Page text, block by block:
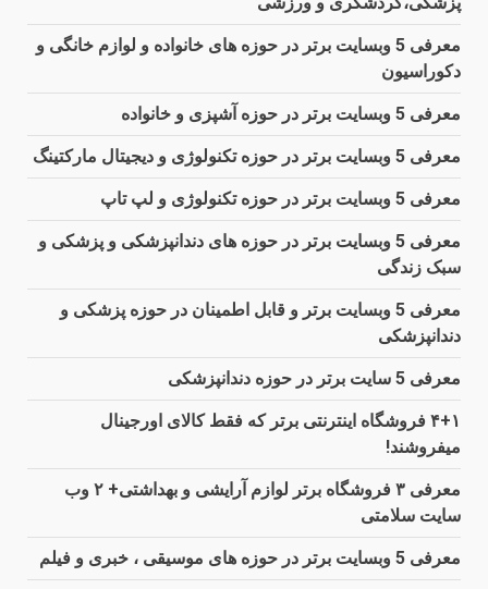
معرفی 5 وبسایت برتر در حوزه های خانواده و لوازم خانگی و
دکوراسیون
معرفی 5 وبسایت برتر در حوزه آشپزی و خانواده
معرفی 5 وبسایت برتر در حوزه تکنولوژی و دیجیتال مارکتینگ
معرفی 5 وبسایت برتر در حوزه تکنولوژی و لپ تاپ
معرفی 5 وبسایت برتر در حوزه های دندانپزشکی و پزشکی و
سبک زندگی
معرفی 5 وبسایت برتر و قابل اطمینان در حوزه پزشکی و
دندانپزشکی
معرفی 5 سایت برتر در حوزه دندانپزشکی
۴+۱ فروشگاه اینترنتی برتر که فقط کالای اورجینال
میفروشند!
معرفی ۳ فروشگاه برتر لوازم آرایشی و بهداشتی+ ۲ وب
سایت سلامتی
معرفی 5 وبسایت برتر در حوزه های موسیقی ، خبری و فیلم